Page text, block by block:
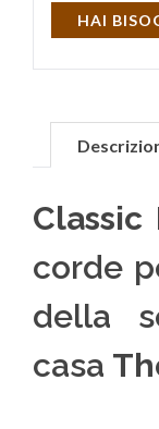
HAI
Classic
corde
della
casa